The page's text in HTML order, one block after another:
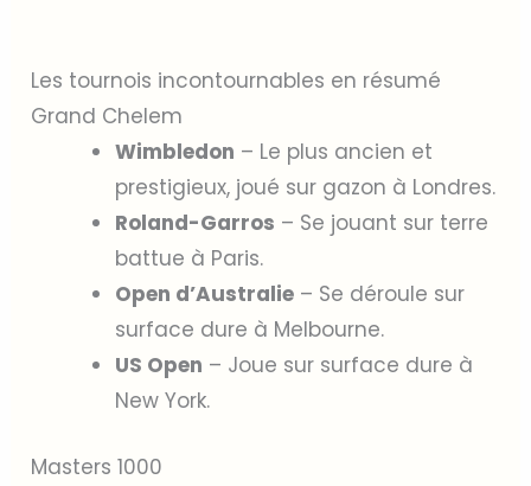
Les tournois incontournables en résumé
Grand Chelem
Wimbledon – Le plus ancien et
prestigieux, joué sur gazon à Londres.
Roland-Garros – Se jouant sur terre
battue à Paris.
Open d’Australie – Se déroule sur
surface dure à Melbourne.
US Open – Joue sur surface dure à
New York.
Masters 1000